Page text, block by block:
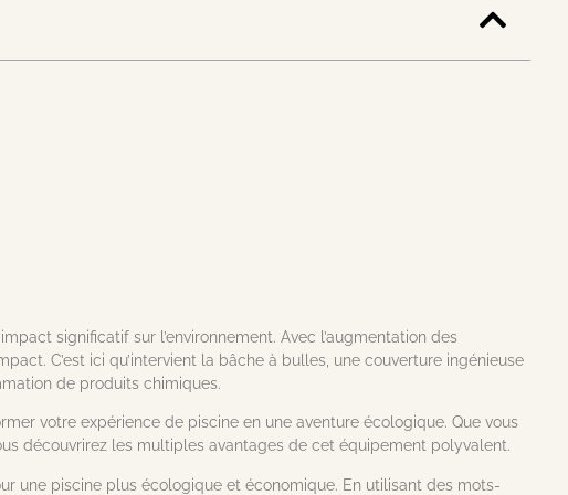
significatif sur l’environnement. Avec l’augmentation des
C’est ici qu’intervient la bâche à bulles, une couverture ingénieuse
de produits chimiques.
votre expérience de piscine en une aventure écologique. Que vous
découvrirez les multiples avantages de cet équipement polyvalent.
une piscine plus écologique et économique. En utilisant des mots-